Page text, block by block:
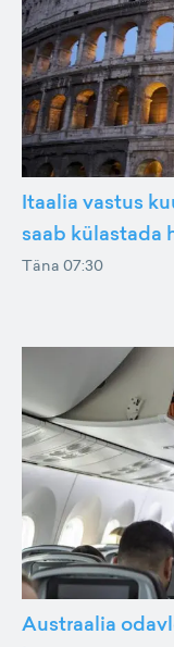
Itaalia vastus
saab külastada
Täna 07:30
Austraalia